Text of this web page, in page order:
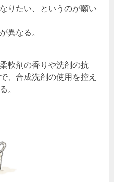
りたい、というのが願い
異なる。
軟剤の香りや洗剤の抗
、合成洗剤の使用を控え
。